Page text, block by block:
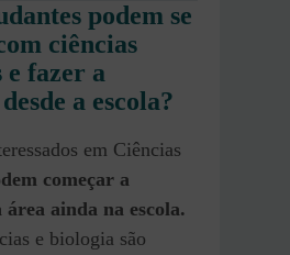
podem se
ciências
e fazer a
a escola?
em Ciências
começar a
área ainda na escola.
e biologia são